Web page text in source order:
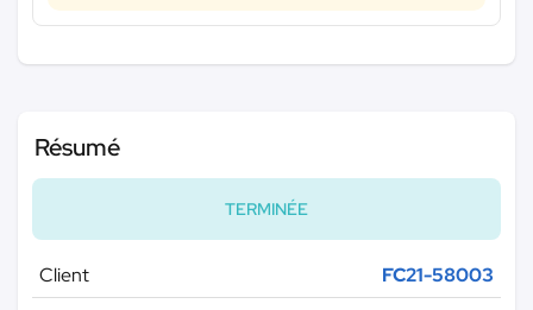
Résumé
TERMINÉE
Client
FC21-58003